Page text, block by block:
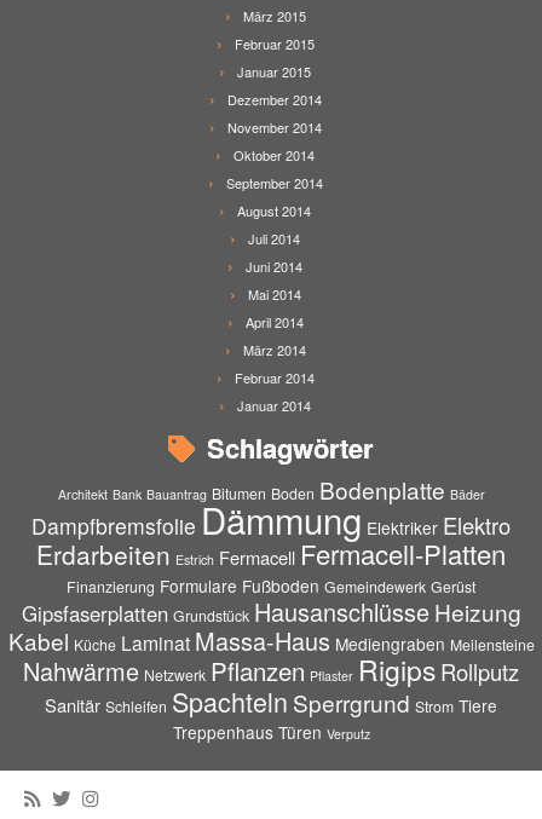
März 2015
Februar 2015
Januar 2015
Dezember 2014
November 2014
Oktober 2014
September 2014
August 2014
Juli 2014
Juni 2014
Mai 2014
April 2014
März 2014
Februar 2014
Januar 2014
Schlagwörter
Architekt Bank Bauantrag Bitumen Boden Bodenplatte Bäder
Dampfbremsfolie Dämmung Elektriker Elektro
Erdarbeiten Estrich Fermacell Fermacell-Platten
Finanzierung Formulare Fußboden Gemeindewerk Gerüst
Gipsfaserplatten Grundstück Hausanschlüsse Heizung
Kabel Küche Laminat Massa-Haus Mediengraben Meilensteine
Nahwärme Netzwerk Pflanzen Pflaster RigipsRollputz
Sanitär Schleifen Spachteln Sperrgrund Strom Tiere
Treppenhaus Türen Verputz